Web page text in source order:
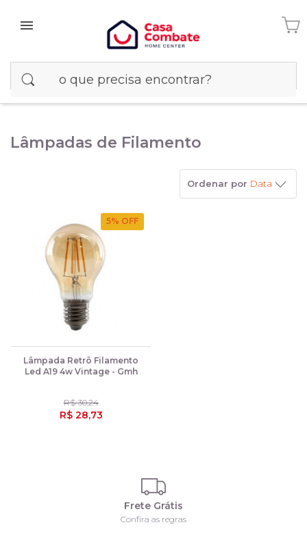
Lâmpadas de Filamento
Ordenar por Data
5% OFF
Lâmpada Retrô Filamento
Led A19 4w Vintage - Gmh
R$ 30,24
R$ 28,73
Frete Grátis
Confira as regras